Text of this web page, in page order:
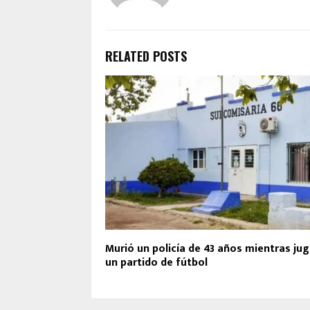
RELATED POSTS
Murió un policía de 43 años mientras
un partido de fútbol